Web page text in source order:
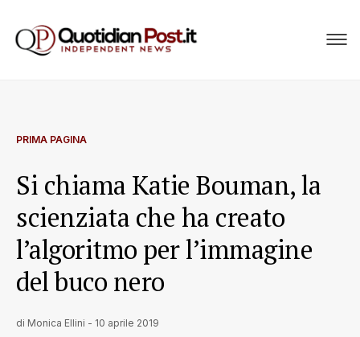
PRIMA PAGINA
Si chiama Katie Bouman, la
scienziata che ha creato
l’algoritmo per l’immagine
del buco nero
di Monica Ellini - 10 aprile 2019